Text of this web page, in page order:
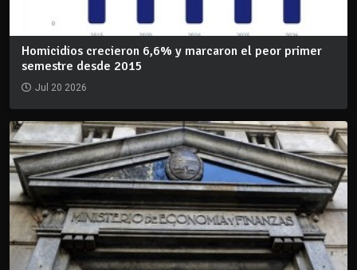
Homicidios crecieron 6,6% y marcaron el peor primer
semestre desde 2015
Jul 20 2026